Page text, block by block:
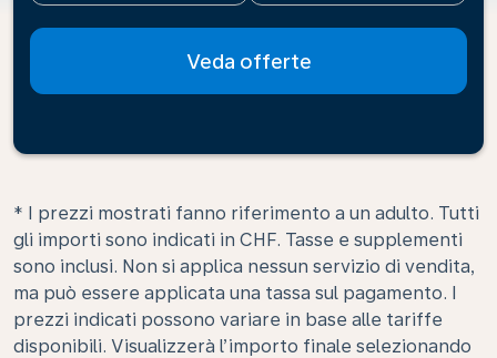
Veda offerte
* I prezzi mostrati fanno riferimento a un adulto. Tutti
gli importi sono indicati in CHF. Tasse e supplementi
sono inclusi. Non si applica nessun servizio di vendita,
ma può essere applicata una tassa sul pagamento. I
prezzi indicati possono variare in base alle tariffe
disponibili. Visualizzerà l’importo finale selezionando